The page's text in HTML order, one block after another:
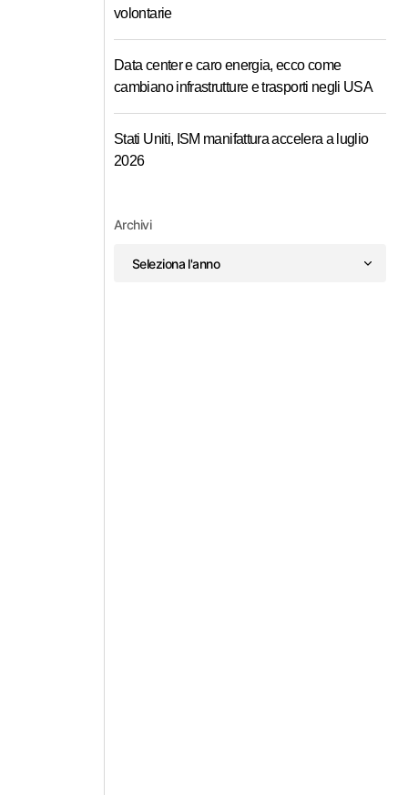
volontarie
Data center e caro energia, ecco come
cambiano infrastrutture e trasporti negli USA
Stati Uniti, ISM manifattura accelera a luglio
2026
Archivi